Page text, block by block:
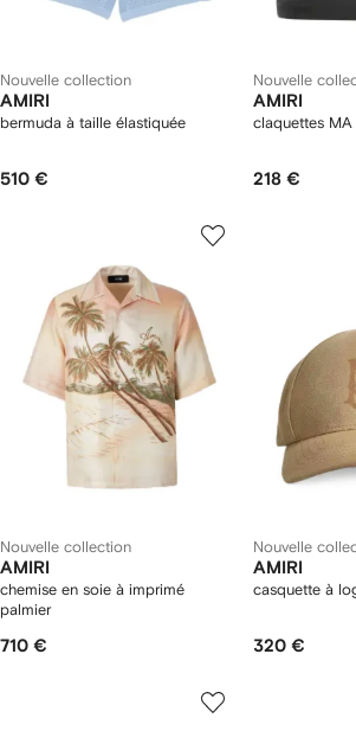
Nouvelle collection
AMIRI
bermuda à taille élastiquée
510 €
Nouvelle
AMIRI
claquettes MA
218 €
Nouvelle collection
AMIRI
chemise en soie à imprimé
palmier
710 €
Nouvelle
AMIRI
casquette à
320 €